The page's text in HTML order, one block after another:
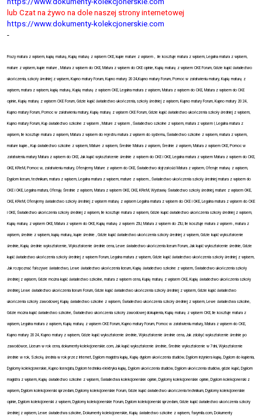
lub Czat na żywo na dole naszej strony internetowej
https://www.dokumenty-kolekcjonerskie.com
-
Frazy matura z wpisem, kupię maturę, Kupię maturę z wpisem CKE, kupie mature z wpisem , ile kosztuje matura z wpisem, Legalna matura z wpisem,
mature z wpisem, kupie mature , Matura z wpisem do CKE, Matura z wpisem do CKE opinie, Kupię maturę z wpisem CKE Forum, Gdzie kupić świadectwo
ukończenia, szkoły średniej z wpisem, Kupno matury Forum, Kupno matury 2024,Kupno matury Forum, Pomoc w załatwieniu matury, Kupię maturę z
wpisem, matura z wpisem, kupię maturę, Kupię maturę z wpisem CKE, Legalna matura z wpisem, Matura z wpisem do CKE, Matura z wpisem do CKE
opinie, Kupię maturę z wpisem CKE Forum, Gdzie kupić świadectwo ukończenia, szkoły średniej z wpisem, Kupno matury Forum, Kupno matury 2024,
Kupno matury Forum, Pomoc w załatwieniu matury, Kupię maturę z wpisem CKE Forum, Gdzie kupić świadectwo ukończenia szkoły średniej z wpisem,
Kupno matury Forum, Kup świadectwo szkolne z wpisem , Mature z wpisem , Świadectwo szkolne z wpisem, matura z wpisem !, Legalna matura z
wpisem, Ile kosztuje matura z wpisem, Matura z wpisem do rejestru matura z wpisem do systemu, Świadectwo szkolne z wpisem, matura z wpisem,
mature kupie., Kup świadectwo szkolne z wpisem, Mature z wpisem, Średnie Matura z wpisem, Średnie z wpisem, Matura z wpisem CKE, Pomoc w
załatwieniu matury Matura z wpisem do CKE, Jak kupić wykształcenie średnie z wpisem do CKE i OKE, Legalna matura z wpisem Matura z wpisem do CKE,
OKE, KReM, Pomoc w, załatwieniu matury, Oferujemy Mature z wpisem do CKE, Świadectwo dojrzałości Matura z wpisem, Oferuje maturę z wpisem,
Dyplom liceum, technikum, matura z wpisem, Legalna matura z wpisem, mature z wpisem., Świadectwo ukończenia szkoły średniej matura z wpisem do
CKE i OKE, Legalna matura, Oferuję Średnie z wpisem, Matura z wpisem OKE, CKE, KReM, Wystawię Świadectwo szkoły średniej, mature z wpisem OKE,
CKE, KReM, Oferujemy świadectwo szkoły średniej z wpisem maturę z wpisem Legalna matura z wpisem do CKE i OKE, Legalna matura z wpisem do CKE
i OKE, Świadectwo ukończenia szkoły średniej z wpisem, Ile kosztuje matura z wpisem, Gdzie kupić świadectwo ukończenia szkoły średniej z wpisem,
Kupię maturę z wpisem OKE, Matura z wpisem do OKE, Kupię maturę z wpisem ZIU, Matura z wpisem do ZIU, Ile kosztuje matura z wpisem , matura z
wpisem, średnie z wpisem, kupię maturę, kupie średnie , Gdzie kupić świadectwo ukończenia szkoły średniej z wpisem, Gdzie kupić wykształcenie
średnie, Kupię średnie wykształcenie, Wykształcenie średnie cena, Lewe świadectwo ukończenia liceum Forum, Jak kupić wykształcenie średnie, Gdzie
kupić świadectwo ukończenia szkoły średniej z wpisem Forum, Legalna matura z wpisem, Gdzie kupić świadectwo ukończenia szkoły średniej z wpisem,
Jak rozpoznać fałszywe świadectwo, Lewe świadectwo ukończenia liceum, Kupię świadectwo szkolne z wpisem, Świadectwo ukończenia szkoły
średniej z wpisem, Gdzie można kupić świadectwo szkolne, matura z wpisem cena, Kupię maturę z wpisem CKE, Kupię świadectwo ukończenia szkoły
średniej, Lewe świadectwo ukończenia liceum Forum, Gdzie kupić świadectwo ukończenia szkoły średniej z wpisem, Gdzie kupić świadectwo
ukończenia szkoły zawodowej, Kupię świadectwo szkolne z wpisem, Świadectwo ukończenia szkoły średniej z wpisem, Lewe świadectwa szkolne,
Gdzie można kupić świadectwo szkolne, Świadectwo ukończenia szkoły zawodowej dokupienia, Kupię maturę z wpisem CKE, Ile kosztuje matura z
wpisem, Legalna matura z wpisem, Kupię maturę z wpisem CKE Forum, Kupno matury Forum, Pomoc w załatwieniu matury, Matura z wpisem do CKE,
Kupno matury 2024, Kupno matury z wpisem, Gdzie kupić wykształcenie średnie, Wykształcenie średnie cena, Jak zdobyć wykształcenie średnie po
zawodówce, Liceum w rok cena, dokumenty-kolekcjonerskie.com, Jak kupić wykształcenie średnie, Średnie wykształcenie w 7dni, Wykształcenie
średnie w rok, Szkołą średnia w rok przez Internet, Dyplom magistra kupię, Kupię dyplom ukończenia studiów, Dyplom inżyniera kupię, Dyplom do kupienia,
Dyplomy kolekcjonerskie, Kupno licencjata, Dyplom technika elektryka kupię, Dyplom ukończenia studiów, Dyplom ukończenia studiów, gdzie kupić, Dyplom
magistra z wpisem, Kupię świadectwo szkolne z wpisem, Świadectwa kolekcjonerskie opinie, Dyplomy kolekcjonerskie opinie, Dyplom kolekcjonerski z
wpisem, Dyplom kolekcjonerski sprzedam, Dyplomy kolekcjonerskie Forum, Gdzie kupić świadectwo ukończenia technikum, Dyplomy kolekcjonerskie
opinie, Dyplom kolekcjonerski z wpisem, Dyplomy kolekcjonerskie Forum, Dyplom kolekcjonerski sprzedam, Gdzie kupić świadectwo ukończenia szkoły
średniej z wpisem, Lewe świadectwa szkolne, Dokumenty kolekcjonerskie, Kupię świadectwo szkolne z wpisem, faxymila.com, Dokumenty